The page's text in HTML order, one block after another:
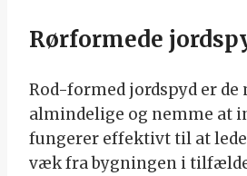
Rørformede
Rod-formed jordspyd er de
almindelige og nemme at
fungerer effektivt til at
væk fra bygningen i